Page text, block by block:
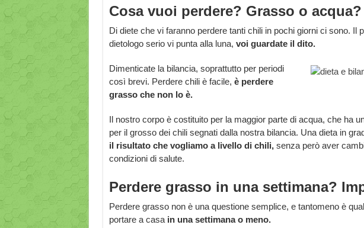
Cosa vuoi perdere? Grasso o acqua?
Di diete che vi faranno perdere tanti chili in pochi giorni ci sono. Il
dietologo serio vi punta alla luna, voi guardate il dito.
Dimenticate la bilancia, soprattutto per periodi
così brevi. Perdere chili è facile, è perdere
grasso che non lo è.
Il nostro corpo è costituito per la maggior parte di acqua, che ha
per il grosso dei chili segnati dalla nostra bilancia. Una dieta in
il risultato che vogliamo a livello di chili, senza però aver
condizioni di salute.
Perdere grasso in una settimana?
Perdere grasso non è una questione semplice, e tantomeno è
portare a casa in una settimana o meno.